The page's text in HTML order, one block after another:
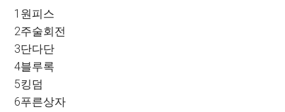
1원피스
2주술회전
3단다단
4블루록
5킹덤
6푸른상자